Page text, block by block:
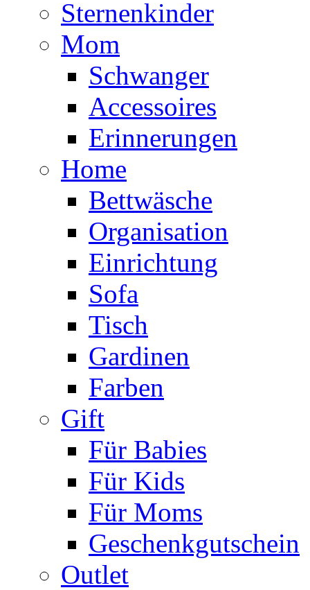
Sternenkinder
Mom
Schwanger
Accessoires
Erinnerungen
Home
Bettwäsche
Organisation
Einrichtung
Sofa
Tisch
Gardinen
Farben
Gift
Für Babies
Für Kids
Für Moms
Geschenkgutschein
Outlet